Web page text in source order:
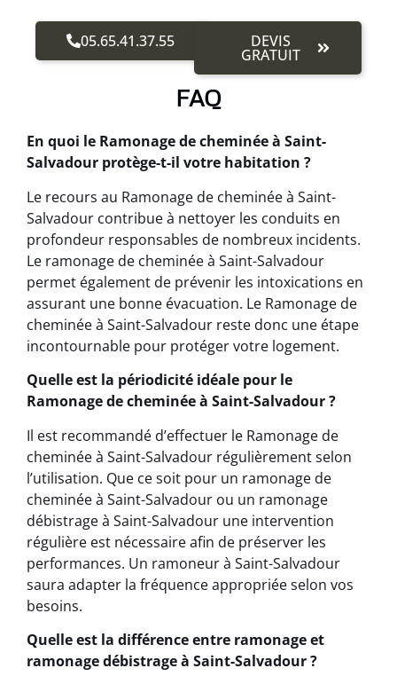
05.65.41.37.55 DEVIS
GRATUIT
FAQ
En quoi le Ramonage de cheminée à Saint-
Salvadour protège-t-il votre habitation ?
Le recours au Ramonage de cheminée à Saint-
Salvadour contribue à nettoyer les conduits en
profondeur responsables de nombreux incidents.
Le ramonage de cheminée à Saint-Salvadour
permet également de prévenir les intoxications en
assurant une bonne évacuation. Le Ramonage de
cheminée à Saint-Salvadour reste donc une étape
incontournable pour protéger votre logement.
Quelle est la périodicité idéale pour le
Ramonage de cheminée à Saint-Salvadour ?
Il est recommandé d’effectuer le Ramonage de
cheminée à Saint-Salvadour régulièrement selon
l’utilisation. Que ce soit pour un ramonage de
cheminée à Saint-Salvadour ou un ramonage
débistrage à Saint-Salvadour une intervention
régulière est nécessaire afin de préserver les
performances. Un ramoneur à Saint-Salvadour
saura adapter la fréquence appropriée selon vos
besoins.
Quelle est la différence entre ramonage et
ramonage débistrage à Saint-Salvadour ?